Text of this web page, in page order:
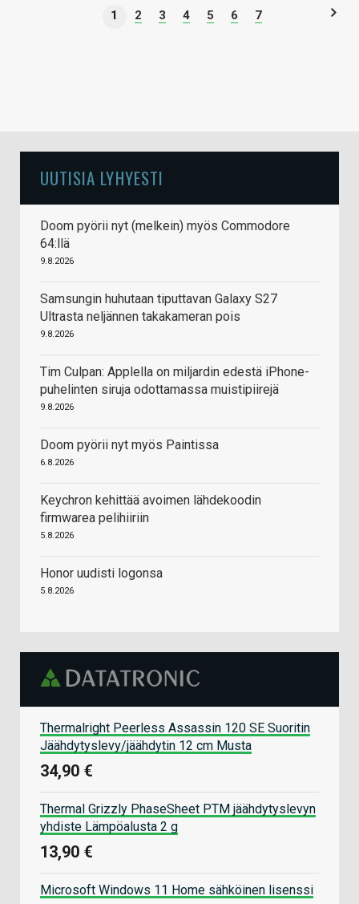
1 2 3 4 5 6 7
UUTISIA LYHYESTI
Doom pyörii nyt (melkein) myös Commodore
64:llä
9.8.2026
Samsungin huhutaan tiputtavan Galaxy S27
Ultrasta neljännen takakameran pois
9.8.2026
Tim Culpan: Applella on miljardin edestä iPhone-
puhelinten siruja odottamassa muistipiirejä
9.8.2026
Doom pyörii nyt myös Paintissa
6.8.2026
Keychron kehittää avoimen lähdekoodin
firmwarea pelihiiriin
5.8.2026
Honor uudisti logonsa
5.8.2026
Thermalright Peerless Assassin 120 SE Suoritin
Jäähdytyslevy/jäähdytin 12 cm Musta
34,90 €
Thermal Grizzly PhaseSheet PTM jäähdytyslevyn
yhdiste Lämpöalusta 2 g
13,90 €
Microsoft Windows 11 Home sähköinen lisenssi